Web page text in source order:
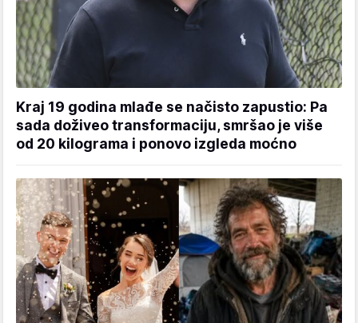
Kraj 19 godina mlađe se načisto zapustio: Pa
sada doživeo transformaciju, smršao je više
od 20 kilograma i ponovo izgleda moćno